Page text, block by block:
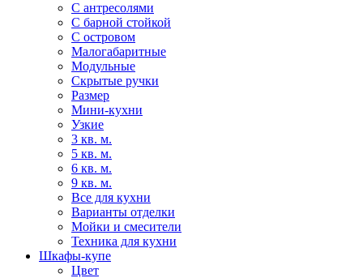
С антресолями
С барной стойкой
С островом
Малогабаритные
Модульные
Скрытые ручки
Размер
Мини-кухни
Узкие
3 кв. м.
5 кв. м.
6 кв. м.
9 кв. м.
Все для кухни
Варианты отделки
Мойки и смесители
Техника для кухни
Шкафы-купе
Цвет